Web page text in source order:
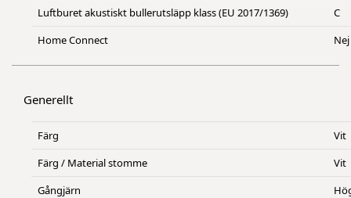
Luftburet akustiskt bullerutsläpp klass (EU 2017/1369)
C
Home Connect
Nej
Generellt
Färg
Vit
Färg / Material stomme
Vit
Gångjärn